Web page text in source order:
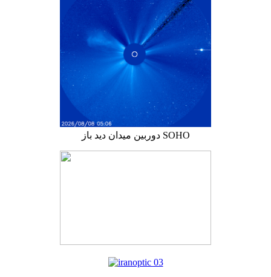
دوربین میدان دید باز SOHO